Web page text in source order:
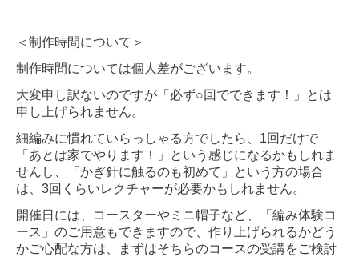
＜制作時間について＞
制作時間については個人差がございます。
大変申し訳ないのですが「必ず○回でできます！」とは
申し上げられません。
細編みに慣れていらっしゃる方でしたら、1回だけで
「あとは家でやります！」という感じになるかもしれま
せんし、「かぎ針に触るのも初めて」という方の場合
は、3回くらいレクチャーが必要かもしれません。
開催日には、コースターやミニ帽子など、「編み体験コ
ース」のご用意もできますので、作り上げられるかどう
かご心配な方は、まずはそちらのコースの受講をご検討